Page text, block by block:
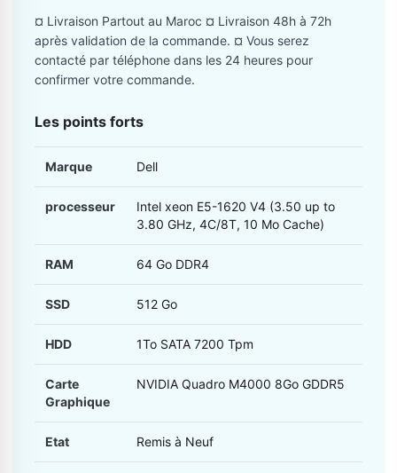
¤ Livraison Partout au Maroc ¤ Livraison 48h à 72h
après validation de la commande. ¤ Vous serez
contacté par téléphone dans les 24 heures pour
confirmer votre commande.
Les points forts
Marque Dell
processeur
Intel xeon E5-1620 V4 (3.50 up to
3.80 GHz, 4C/8T, 10 Mo Cache)
RAM 64 Go DDR4
SSD 512 Go
HDD 1To SATA 7200 Tpm
Carte
Graphique
NVIDIA Quadro M4000 8Go GDDR5
Etat Remis à Neuf